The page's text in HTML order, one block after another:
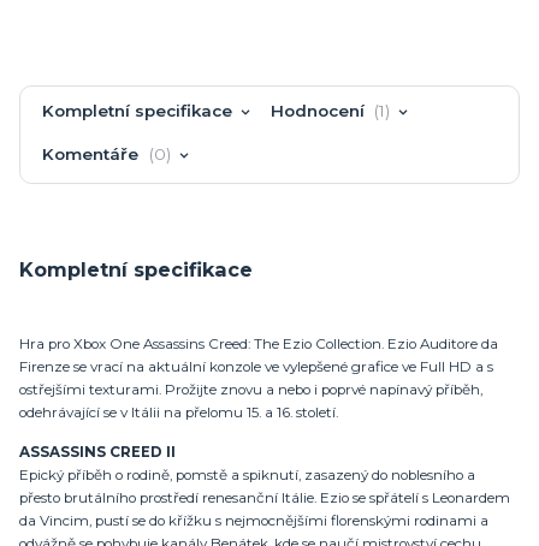
Kompletní specifikace Hodnocení 1
Komentáře 0
Kompletní specifikace
Hra pro Xbox One Assassins Creed: The Ezio Collection. Ezio Auditore da
Firenze se vrací na aktuální konzole ve vylepšené grafice ve Full HD a s
ostřejšími texturami. Prožijte znovu a nebo i poprvé napínavý příběh,
odehrávající se v Itálii na přelomu 15. a 16. století.
ASSASSINS CREED II
Epický příběh o rodině, pomstě a spiknutí, zasazený do noblesního a
přesto brutálního prostředí renesanční Itálie. Ezio se spřátelí s Leonardem
da Vincim, pustí se do křížku s nejmocnějšími florenskými rodinami a